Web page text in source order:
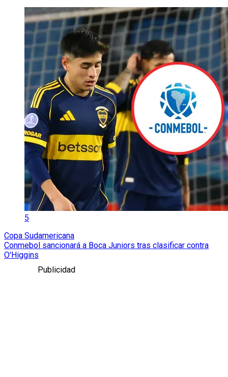
5
Copa Sudamericana
Conmebol sancionará a Boca Juniors tras clasificar contra
O'Higgins
Publicidad